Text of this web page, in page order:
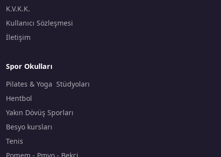
K.V.K.K.
Kullanıcı Sözleşmesi
İletişim
Spor Okulları
Pilates & Yoga Stüdyoları
Hentbol
Yakın Dövüş Sporları
Besyo kursları
Tenis